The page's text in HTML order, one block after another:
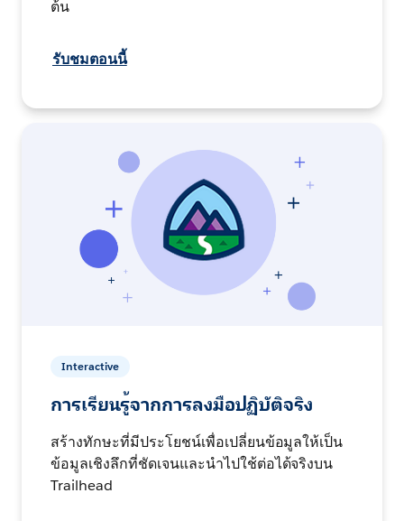
ต้น
รับชมตอนนี้
Interactive
การเรียนรู้จากการลงมือปฏิบัติจริง
สร้างทักษะที่มีประโยชน์เพื่อเปลี่ยนข้อมูลให้เป็น
ข้อมูลเชิงลึกที่ชัดเจนและนำไปใช้ต่อได้จริงบน
Trailhead